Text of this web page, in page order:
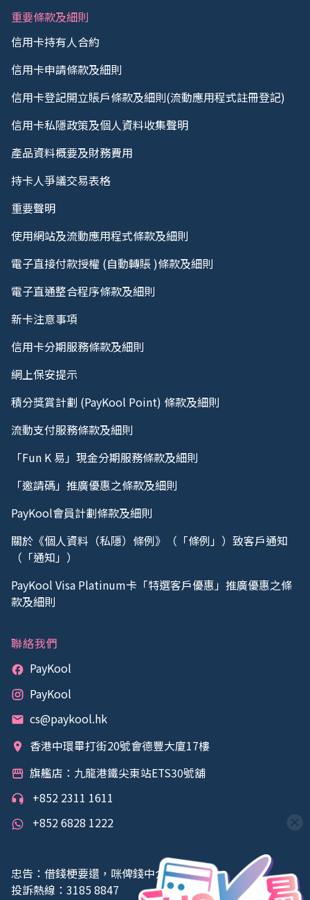
重要條款及細則
信用卡持有人合約
信用卡申請條款及細則
信用卡登記開立賬戶條款及細則(流動應用程式註冊登記)
信用卡私隱政策及個人資料收集聲明
產品資料概要及財務費用
持卡人爭議交易表格
重要聲明
使用網站及流動應用程式條款及細則
電子直接付款授權 (自動轉賬 )條款及細則
電子直通整合程序條款及細則
新卡注意事項
信用卡分期服務條款及細則
網上保安提示
積分獎賞計劃 (PayKool Point) 條款及細則
流動支付服務條款及細則
「Fun K 易」現金分期服務條款及細則
「邀請碼」推廣優惠之條款及細則
PayKool會員計劃條款及細則
關於《個人資料（私隱）條例》（「條例」）致客戶通知
（「通知」）
PayKool Visa Platinum卡「特選客戶優惠」推廣優惠之條
款及細則
聯絡我們
PayKool
PayKool
cs@paykool.hk
香港中環畢打街20號會德豐大廈17樓
旗艦店：九龍港鐵尖東站ETS30號舖
+852 2311 1611
+852 6828 1222
忠告：借錢梗要還，咪俾錢中介
投訴熱線：3185 8847